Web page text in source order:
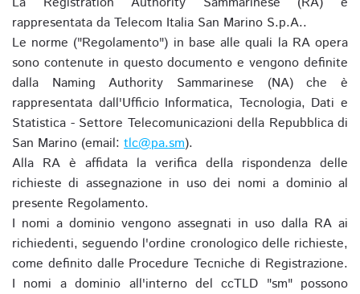
rappresentata da Telecom Italia San Marino S.p.A..
Le norme ("Regolamento") in base alle quali la RA opera
sono contenute in questo documento e vengono definite
dalla Naming Authority Sammarinese (NA) che è
rappresentata dall'Ufficio Informatica, Tecnologia, Dati e
Statistica - Settore Telecomunicazioni della Repubblica di
San Marino (email: tlc@pa.sm).
Alla RA è affidata la verifica della rispondenza delle
richieste di assegnazione in uso dei nomi a dominio al
presente Regolamento.
I nomi a dominio vengono assegnati in uso dalla RA ai
richiedenti, seguendo l'ordine cronologico delle richieste,
come definito dalle Procedure Tecniche di Registrazione.
I nomi a dominio all'interno del ccTLD "sm" possono